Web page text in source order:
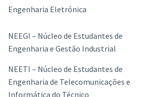
Engenharia Eletrónica
NEEGI – Núcleo de Estudantes de
Engenharia e Gestão Industrial
NEETI – Núcleo de Estudantes de
Engenharia de Telecomunicações e
Informática do Técnico